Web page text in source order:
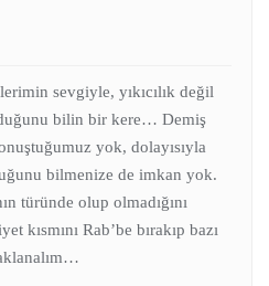
sevgiyle, yıkıcılık değil
bilin bir kere… Demiş
yok, dolayısıyla
bilmenize de imkan yok.
türünde olup olmadığını
Rab’be bırakıp bazı